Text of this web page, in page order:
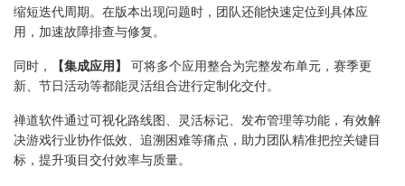
缩短迭代周期。在版本出现问题时，团队还能快速定位到具体应
用，加速故障排查与修复。
同时， 【集成应用】
可将多个应用整合为完整发布单元，赛季更
新、节日活动等都能灵活组合进行定制化交付。
禅道软件通过可视化路线图、灵活标记、发布管理等功能，有效解
决游戏行业协作低效、追溯困难等痛点，助力团队精准把控关键目
标，提升项目交付效率与质量。